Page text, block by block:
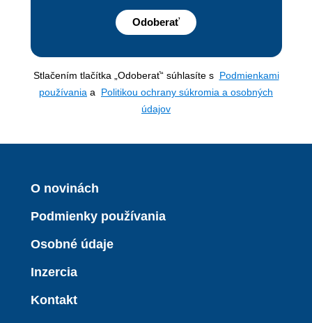
Odoberať
Stlačením tlačítka „Odoberať“ súhlasíte s Podmienkami
používania a Politikou ochrany súkromia a osobných
údajov
O novinách
Podmienky používania
Osobné údaje
Inzercia
Kontakt